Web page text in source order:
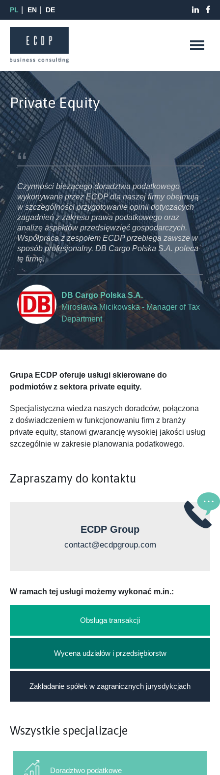
PL EN DE
Private Equity
w
Czynności bieżącego doradztwa podatkowego
wykonywane przez ECDP dla naszej firmy obejmują
w szczególności przygotowanie opinii dotyczących
zagadnień z zakresu prawa podatkowego oraz
analizę aspektów przedsięwzięć gospodarczych.
Współpraca z zespołem ECDP przebiega zawsze w
sposób profesjonalny. DB Cargo Polska S.A. poleca
tę firmę.
DB Cargo Polska S.A.
Mirosława Micikowska - Manager of Tax
Department
w
tę
Grupa ECDP oferuje usługi skierowane do
podmiotów z sektora private equity.
Specjalistyczna wiedza naszych doradców, połączona
z doświadczeniem w funkcjonowaniu firm z branży
private equity, stanowi gwarancję wysokiej jakości usług
szczególnie w zakresie planowania podatkowego.
Zapraszamy do kontaktu
ECDP Group
contact@ecdpgroup.com
W ramach tej usługi możemy wykonać m.in.:
Obsługa transakcji
Wycena udziałów i przedsiębiorstw
Zakładanie spółek w zagranicznych jurysdykcjach
Wszystkie specjalizacje
Doradztwo podatkowe